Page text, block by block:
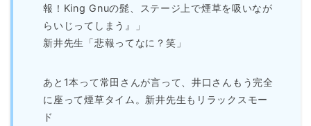
報！King Gnuの髭、ステージ上で煙草を吸いなが
らいじってしまう』」
新井先生「悲報ってなに？笑」
あと1本って常田さんが言って、井口さんもう完全
に座って煙草タイム。新井先生もリラックスモー
ド